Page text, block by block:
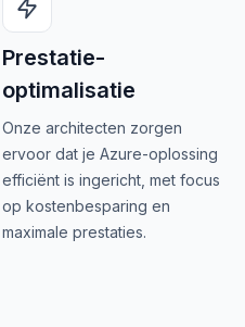
Prestatie-
optimalisatie
Onze architecten zorgen
ervoor dat je Azure-oplossing
efficiënt is ingericht, met focus
op kostenbesparing en
maximale prestaties.